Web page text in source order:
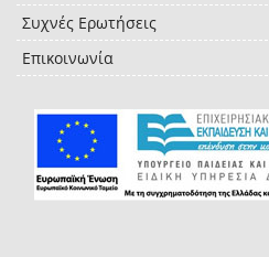
Συχνές Ερωτήσεις
Επικοινωνία